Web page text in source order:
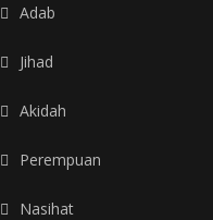
Adab
Jihad
Akidah
Perempuan
Nasihat